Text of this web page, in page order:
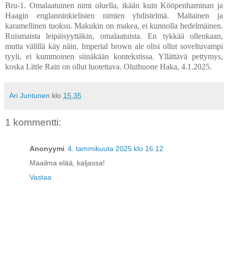
Bru-1. Omalaatuinen nimi oluella, ikään kuin Kööpenhaminan ja
Haagin englanninkielisten nimien yhdistelmä. Maltainen ja
karamellinen tuoksu. Makukin on makea, ei kunnolla hedelmäinen.
Ruismaista leipäisyyttäkin, omalaatuista. En tykkää ollenkaan,
mutta välillä käy näin. Imperial brown ale olisi ollut soveltuvampi
tyyli, ei kummoinen siinäkään kontekstissa. Yllättävä pettymys,
koska Little Rain on ollut luotettava. Oluthuone Haka, 4.1.2025.
Ari Juntunen klo 15.35
1 kommentti:
Anonyymi 4. tammikuuta 2025 klo 16.12
Maailma elää, kaljassa!
Vastaa